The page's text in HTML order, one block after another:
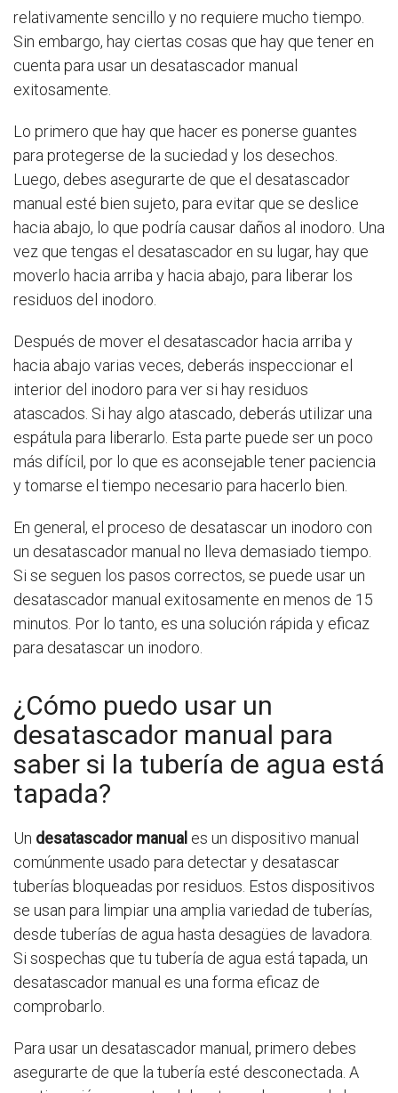
relativamente sencillo y no requiere mucho tiempo.
Sin embargo, hay ciertas cosas que hay que tener en
cuenta para usar un desatascador manual
exitosamente.
Lo primero que hay que hacer es ponerse guantes
para protegerse de la suciedad y los desechos.
Luego, debes asegurarte de que el desatascador
manual esté bien sujeto, para evitar que se deslice
hacia abajo, lo que podría causar daños al inodoro. Una
vez que tengas el desatascador en su lugar, hay que
moverlo hacia arriba y hacia abajo, para liberar los
residuos del inodoro.
Después de mover el desatascador hacia arriba y
hacia abajo varias veces, deberás inspeccionar el
interior del inodoro para ver si hay residuos
atascados. Si hay algo atascado, deberás utilizar una
espátula para liberarlo. Esta parte puede ser un poco
más difícil, por lo que es aconsejable tener paciencia
y tomarse el tiempo necesario para hacerlo bien.
En general, el proceso de desatascar un inodoro con
un desatascador manual no lleva demasiado tiempo.
Si se seguen los pasos correctos, se puede usar un
desatascador manual exitosamente en menos de 15
minutos. Por lo tanto, es una solución rápida y eficaz
para desatascar un inodoro.
¿Cómo puedo usar un
desatascador manual para
saber si la tubería de agua está
tapada?
Un desatascador manual es un dispositivo manual
comúnmente usado para detectar y desatascar
tuberías bloqueadas por residuos. Estos dispositivos
se usan para limpiar una amplia variedad de tuberías,
desde tuberías de agua hasta desagües de lavadora.
Si sospechas que tu tubería de agua está tapada, un
desatascador manual es una forma eficaz de
comprobarlo.
Para usar un desatascador manual, primero debes
asegurarte de que la tubería esté desconectada. A